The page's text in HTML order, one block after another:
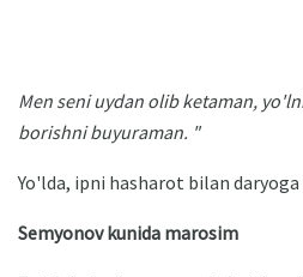
Men seni uydan olib ketaman,
borishni buyuraman. "
Yo'lda, ipni hasharot bilan
Semyonov kunida marosim